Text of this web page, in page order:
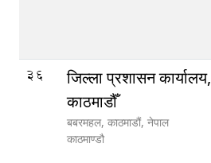
36
जिल्ला प्रशासन कार्यालय,
काठमाडौँ
बबरमहल, काठमाडौं, नेपाल
काठमाण्डौ